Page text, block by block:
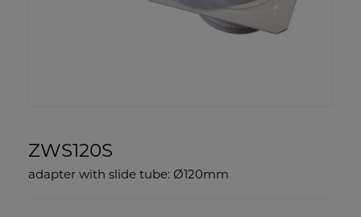
ZWS120S
adapter with slide tube: Ø120mm